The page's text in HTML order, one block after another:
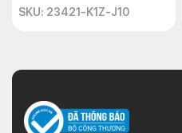
SKU: 23421-K1Z-J10